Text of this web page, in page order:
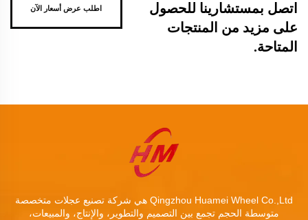
اتصل بمستشارينا للحصول
على مزيد من المنتجات
المتاحة.
اطلب عرض أسعار الآن
Qingzhou Huamei Wheel Co.,Ltd هي شركة تصنيع عجلات متخصصة
متوسطة الحجم تجمع بين التصميم والتطوير، والإنتاج، والمبيعات،